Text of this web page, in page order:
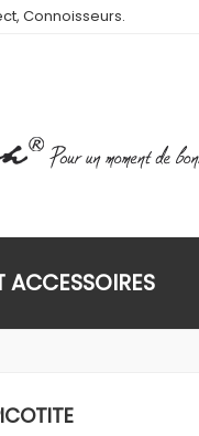
Connoisseurs.
ACCESSOIRES